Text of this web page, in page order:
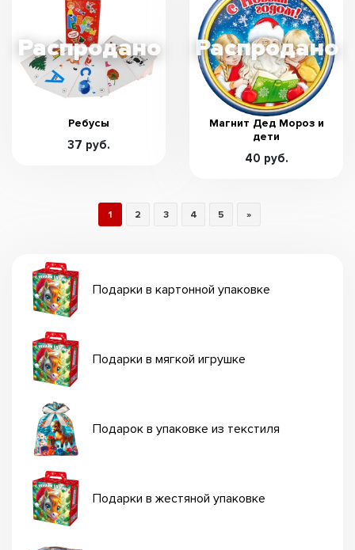
Подарки в картонной упаковке
Подарки в мягкой игрушке
Подарок в упаковке из текстиля
Подарки в жестяной упаковке
Ребусы
37 руб.
Магнит Дед Мороз и
дети
40 руб.
1 2 3 4 5 »